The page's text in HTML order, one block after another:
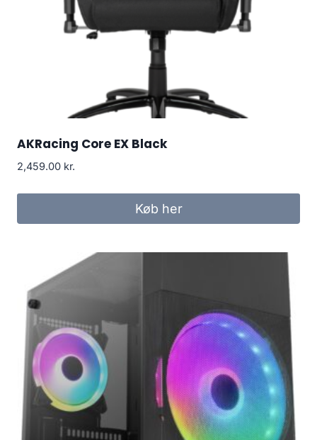
AKRacing Core EX Black
2,459.00 kr.
Køb her